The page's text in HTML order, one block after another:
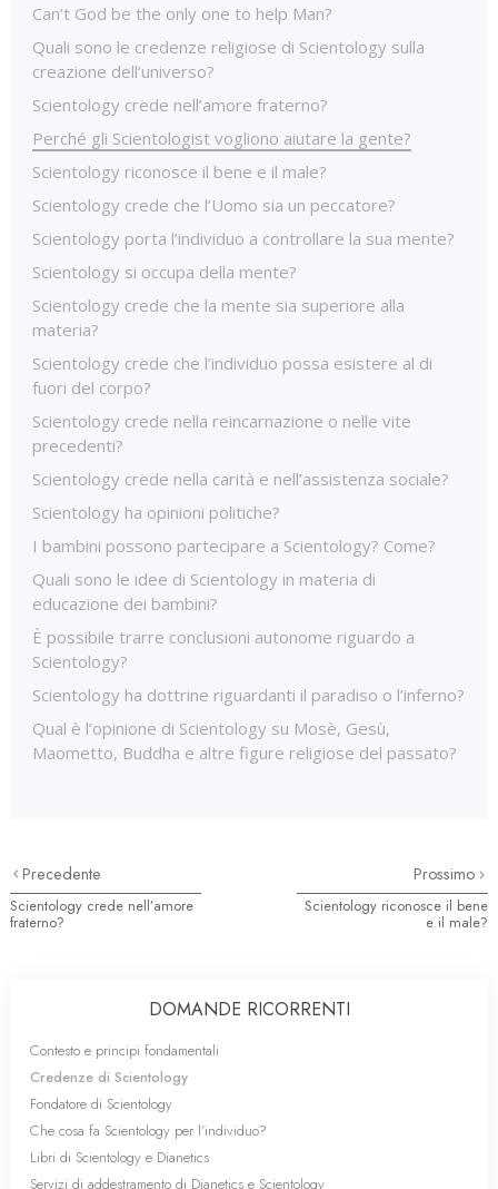
Can’t God be the only one to help Man?
Quali sono le credenze religiose di Scientology sulla
creazione dell’universo?
Scientology crede nell’amore fraterno?
Perché gli Scientologist vogliono aiutare la gente?
Scientology riconosce il bene e il male?
Scientology crede che l’Uomo sia un peccatore?
Scientology porta l’individuo a controllare la sua mente?
Scientology si occupa della mente?
Scientology crede che la mente sia superiore alla
materia?
Scientology crede che l’individuo possa esistere al di
fuori del corpo?
Scientology crede nella reincarnazione o nelle vite
precedenti?
Scientology crede nella carità e nell’assistenza sociale?
Scientology ha opinioni politiche?
I bambini possono partecipare a Scientology? Come?
Quali sono le idee di Scientology in materia di
educazione dei bambini?
È possibile trarre conclusioni autonome riguardo a
Scientology?
Scientology ha dottrine riguardanti il paradiso o l’inferno?
Qual è l’opinione di Scientology su Mosè, Gesù,
Maometto, Buddha e altre figure religiose del passato?
Precedente
Scientology crede nell’amore
fraterno?
Prossimo
Scientology riconosce il bene
e il male?
DOMANDE RICORRENTI
Contesto e principi fondamentali
Credenze di Scientology
Fondatore di Scientology
Che cosa fa Scientology per l’individuo?
Libri di Scientology e Dianetics
Servizi di addestramento di Dianetics e Scientology